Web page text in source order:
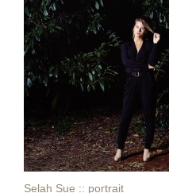
Selah Sue :: portrait